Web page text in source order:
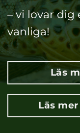
– vi lovar dig
vanliga!
Läs
Läs